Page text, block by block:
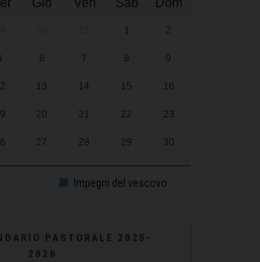
1 2
6 7 8 9
13 14 15 16
20 21 22 23
27 28 29 30
3 4 5 6
Impegni del vescovo
PASTORALE 2025-
2026